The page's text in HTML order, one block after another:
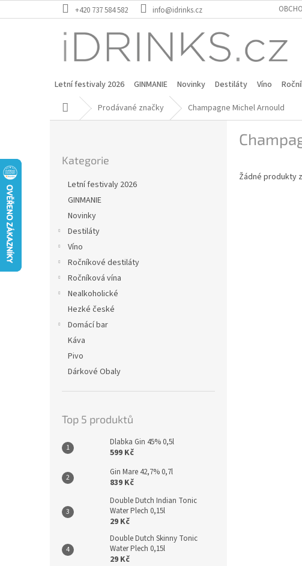
na
+420 737 584 582 info@idrinks.cz
Letní festivaly 2026 GINMANIE Novinky Destiláty Víno
Domů Prodávané značky Champagne Michel Arnould
kategorie
Kategorie
Letní festivaly 2026
GINMANIE
Novinky
Destiláty
Víno
Ročníkové destiláty
Ročníková vína
Nealkoholické
Hezké české
Domácí bar
Káva
Pivo
Dárkové Obaly
Top 5 produktů
Dlabka Gin 45% 0,5l
599 Kč
Gin Mare 42,7% 0,7l
839 Kč
Double Dutch Indian Tonic
Water Plech 0,15l
29 Kč
Double Dutch Skinny Tonic
Water Plech 0,15l
29 Kč
Žádné produkty